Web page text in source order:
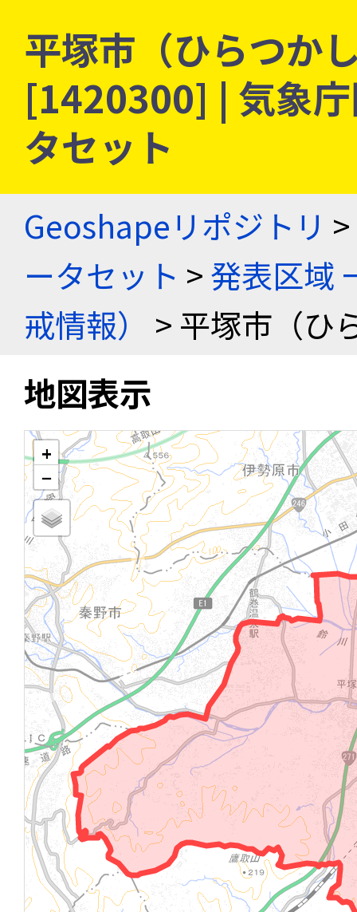
平塚市（ひらつか
[1420300] | 気象
タセット
Geoshapeリポジトリ >
ータセット >発表区域
戒情報）
> 平塚市（ひ
地図表示
+
−